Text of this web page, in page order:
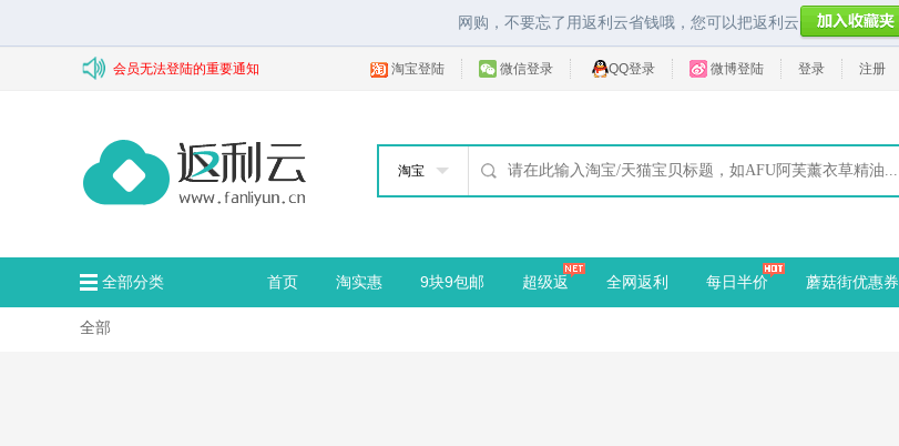
网购，不要忘了用返利云省钱哦，您可以把返利云
会员无法登陆的重要通知 淘宝登陆 微信登录 QQ登录 微博登陆 登录 注册
淘宝
全部分类 首页 淘实惠 9块9包邮 超级返 全网返利 每日半价 蘑菇街优惠券
全部